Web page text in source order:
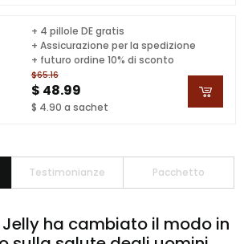
$65.16
$ 48.99
$ 4.90 a sachet
+ 4 pillole DE gratis
+ Assicurazione per la spedizione
+ futuro ordine 10% di sconto
Testimonianze Pacchetto
ha cambiato il modo in